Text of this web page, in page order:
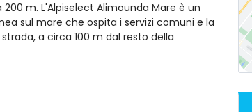
m. L'Alpiselect Alimounda Mare è un
sul mare che ospita i servizi comuni e la
a circa 100 m dal resto della